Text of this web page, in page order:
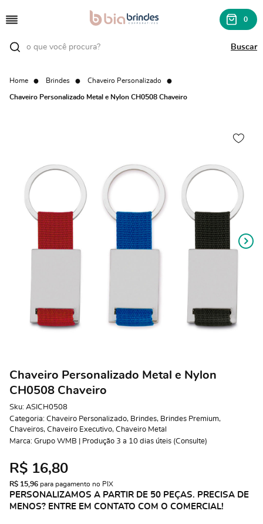
0
Home Brindes Chaveiro Personalizado
Chaveiro Personalizado Metal e Nylon CH0508 Chaveiro
Chaveiro Personalizado Metal e Nylon
CH0508 Chaveiro
Sku: ASICH0508
Categoria: Chaveiro Personalizado, Brindes, Brindes Premium,
Chaveiros, Chaveiro Executivo, Chaveiro Metal
Marca: Grupo WMB | Produção 3 a 10 dias úteis (Consulte)
R$ 16,80
R$ 15,96 para pagamento no PIX
PERSONALIZAMOS A PARTIR DE 50 PEÇAS. PRECISA DE
MENOS? ENTRE EM CONTATO COM O COMERCIAL!